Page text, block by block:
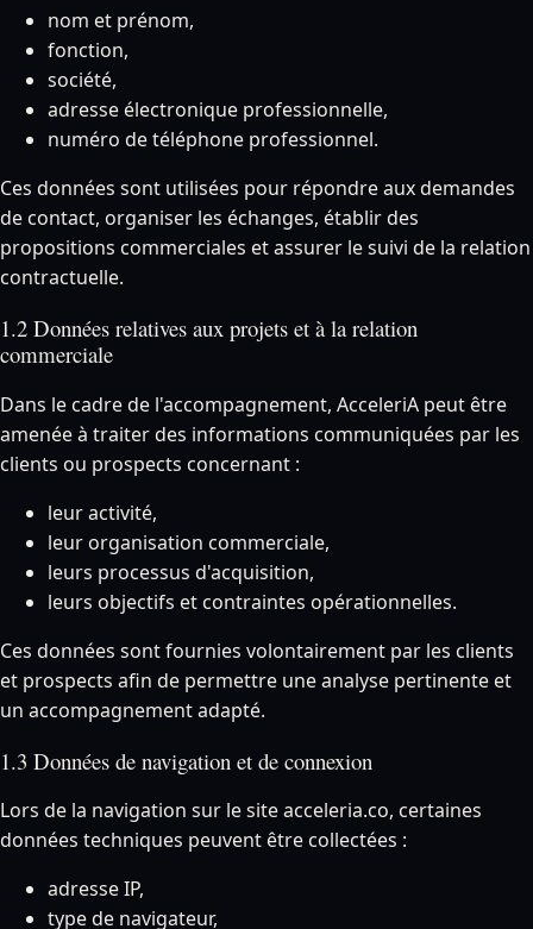
nom et prénom,
fonction,
société,
adresse électronique professionnelle,
numéro de téléphone professionnel.
Ces données sont utilisées pour répondre aux demandes
de contact, organiser les échanges, établir des
propositions commerciales et assurer le suivi de la relation
contractuelle.
1.2 Données relatives aux projets et à la relation
commerciale
Dans le cadre de l'accompagnement, AcceleriA peut être
amenée à traiter des informations communiquées par les
clients ou prospects concernant :
leur activité,
leur organisation commerciale,
leurs processus d'acquisition,
leurs objectifs et contraintes opérationnelles.
Ces données sont fournies volontairement par les clients
et prospects afin de permettre une analyse pertinente et
un accompagnement adapté.
1.3 Données de navigation et de connexion
Lors de la navigation sur le site acceleria.co, certaines
données techniques peuvent être collectées :
adresse IP,
type de navigateur,